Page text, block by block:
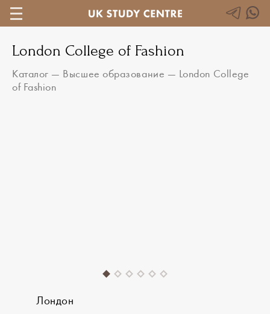
London College of Fashion
Каталог — Высшее образование — London College
of Fashion
Лондон